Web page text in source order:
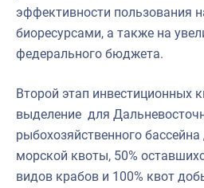
эффективности пользования
биоресурсами, а также на
федерального бюджета.
Второй этап инвестиционных
выделение для
рыбохозяйственного
морской квоты, 50%
видов крабов и 100% квот